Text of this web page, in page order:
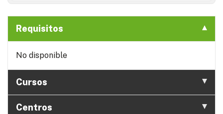
Requisitos
No disponible
Cursos
Centros